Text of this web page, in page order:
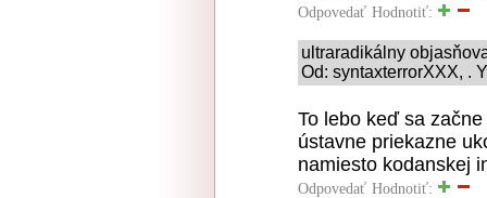
Odpovedať Hodnotiť:
ultraradikálny
Od: syntaxterrorXXX, .
To lebo keď sa
ústavne priekazne
namiesto kodanskej
Odpovedať Hodnotiť: